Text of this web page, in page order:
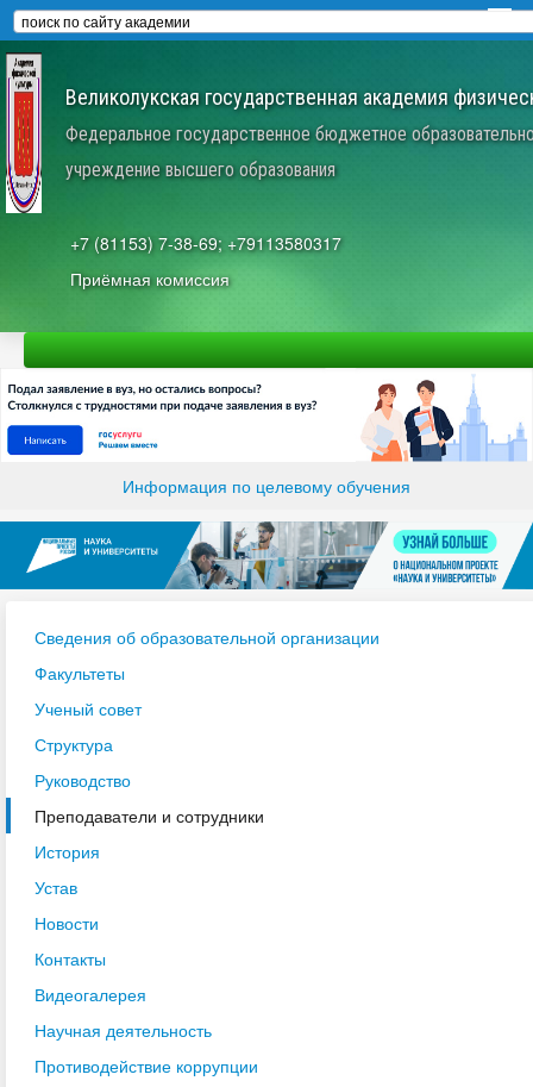
Великолукская государственная академия
Федеральное государственное бюджетное
учреждение высшего образования
+7 (81153) 7-38-69; +79113580317
Приёмная комиссия
Информация по целевому обучения
Сведения об образовательной организации
Факультеты
Ученый совет
Структура
Руководство
Преподаватели и сотрудники
История
Устав
Новости
Контакты
Видеогалерея
Научная деятельность
Противодействие коррупции